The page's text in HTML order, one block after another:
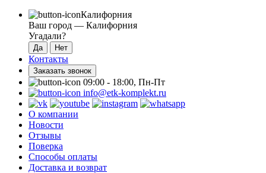
Калифорния
Ваш город — Калифорния
Угадали?
Контакты
Заказать звонок
09:00 - 18:00, Пн-Пт
info@etk-komplekt.ru
О компании
Новости
Отзывы
Поверка
Способы оплаты
Доставка и возврат